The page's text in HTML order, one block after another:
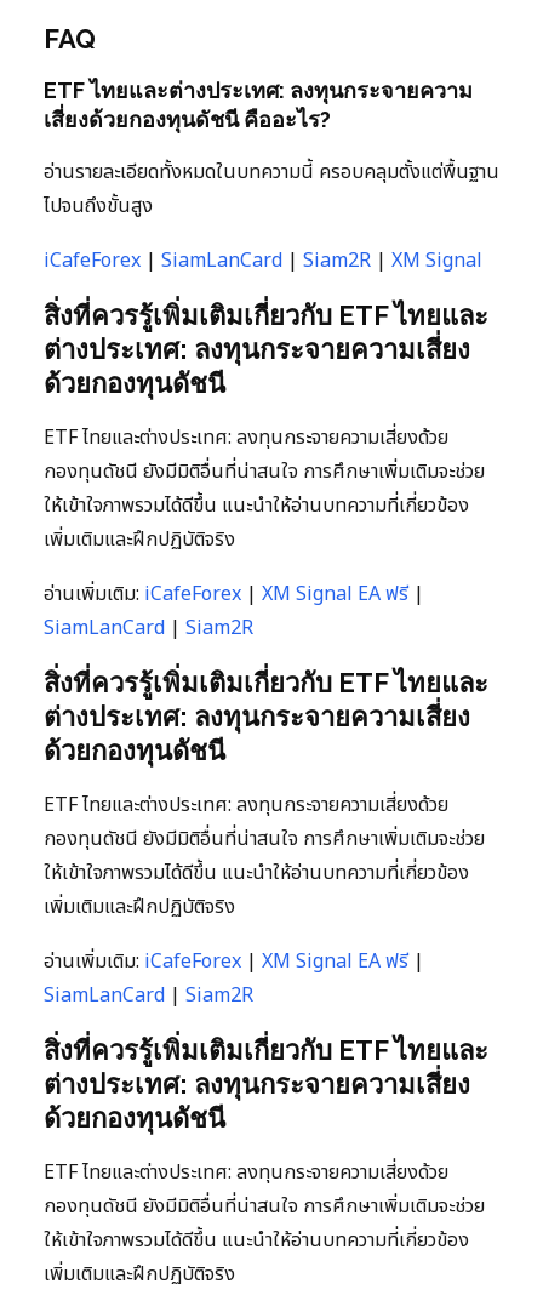
FAQ
ETF ไทยและต่างประเทศ: ลงทุนกระจายความ
เสี่ยงด้วยกองทุนดัชนี คืออะไร?
อ่านรายละเอียดทั้งหมดในบทความนี้ ครอบคลุมตั้งแต่พื้นฐาน
ไปจนถึงขั้นสูง
iCafeForex | SiamLanCard | Siam2R | XM Signal
สิ่งที่ควรรู้เพิ่มเติมเกี่ยวกับ ETF ไทยและ
ต่างประเทศ: ลงทุนกระจายความเสี่ยง
ด้วยกองทุนดัชนี
ETF ไทยและต่างประเทศ: ลงทุนกระจายความเสี่ยงด้วย
กองทุนดัชนี ยังมีมิติอื่นที่น่าสนใจ การศึกษาเพิ่มเติมจะช่วย
ให้เข้าใจภาพรวมได้ดีขึ้น แนะนำให้อ่านบทความที่เกี่ยวข้อง
เพิ่มเติมและฝึกปฏิบัติจริง
อ่านเพิ่มเติม: iCafeForex | XM Signal EA ฟรี|
SiamLanCard | Siam2R
สิ่งที่ควรรู้เพิ่มเติมเกี่ยวกับ ETF ไทยและ
ต่างประเทศ: ลงทุนกระจายความเสี่ยง
ด้วยกองทุนดัชนี
ETF ไทยและต่างประเทศ: ลงทุนกระจายความเสี่ยงด้วย
กองทุนดัชนี ยังมีมิติอื่นที่น่าสนใจ การศึกษาเพิ่มเติมจะช่วย
ให้เข้าใจภาพรวมได้ดีขึ้น แนะนำให้อ่านบทความที่เกี่ยวข้อง
เพิ่มเติมและฝึกปฏิบัติจริง
อ่านเพิ่มเติม: iCafeForex | XM Signal EA ฟรี|
SiamLanCard | Siam2R
สิ่งที่ควรรู้เพิ่มเติมเกี่ยวกับ ETF ไทยและ
ต่างประเทศ: ลงทุนกระจายความเสี่ยง
ด้วยกองทุนดัชนี
ETF ไทยและต่างประเทศ: ลงทุนกระจายความเสี่ยงด้วย
กองทุนดัชนี ยังมีมิติอื่นที่น่าสนใจ การศึกษาเพิ่มเติมจะช่วย
ให้เข้าใจภาพรวมได้ดีขึ้น แนะนำให้อ่านบทความที่เกี่ยวข้อง
เพิ่มเติมและฝึกปฏิบัติจริง